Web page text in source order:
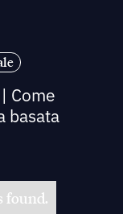
Come
basata
found.